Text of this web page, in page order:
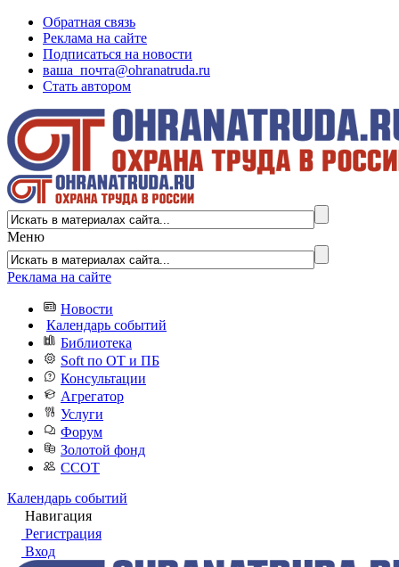
Обратная связь
Реклама на сайте
Подписаться на новости
ваша_почта@ohranatruda.ru
Стать автором
Меню
Реклама на сайте
Новости
Календарь событий
Библиотека
Soft по ОТ и ПБ
Консультации
Агрегатор
Услуги
Форум
Золотой фонд
ССОТ
Календарь событий
Навигация
Регистрация
Вход